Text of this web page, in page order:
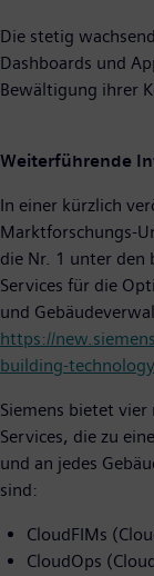
Die stetig
Dashboards und
Bewältigung ihrer
Weiterführende
In einer kürzlich
Marktforschungs-
die Nr. 1 unter den
Services für die
und
https://
building-
Siemens bietet vier
Services, die zu
und an jedes
sind:
CloudFIMs
CloudOps